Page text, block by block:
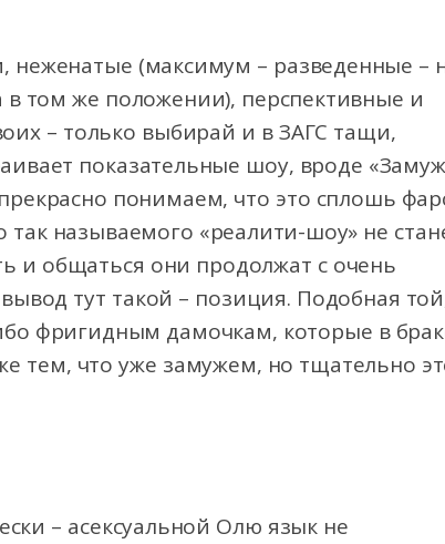
неженатые (максимум – разведенные –
в том же положении), перспективные и
– только выбирай и в ЗАГС тащи,
показательные шоу, вроде «Замуж
понимаем, что это сплошь
так называемого «реалити-шоу» не
и общаться они продолжат с очень
тут такой – позиция. Подобная
фригидным дамочкам, которые в
тем, что уже замужем, но тщательно
– асексуальной Олю язык не